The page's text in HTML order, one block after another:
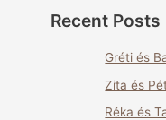
Recent Posts
Gréti és
Zita és
Réka és